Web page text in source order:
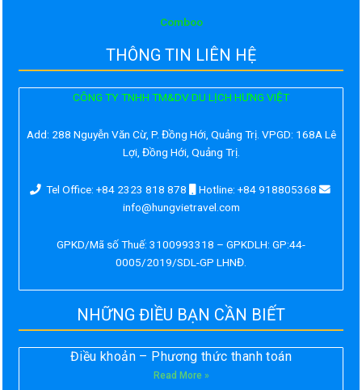
Comboo
THÔNG TIN LIÊN HỆ
CÔNG TY TNHH TM&DV DU LỊCH HƯNG VIỆT
Add: 288 Nguyễn Văn Cừ, P. Đồng Hới, Quảng Trị. VPGD: 168A Lê
Lợi, Đồng Hới, Quảng Trị.
Tel Office: +84 2323 818 878
Hotline: +84 918805368
info@hungvietravel.com
GPKD/Mã số Thuế: 3100993318 – GPKDLH: GP:44-
0005/2019/SDL-GP LHNĐ.
NHỮNG ĐIỀU BẠN CẦN BIẾT
Điều khoản – Phương thức thanh toán
Read More »